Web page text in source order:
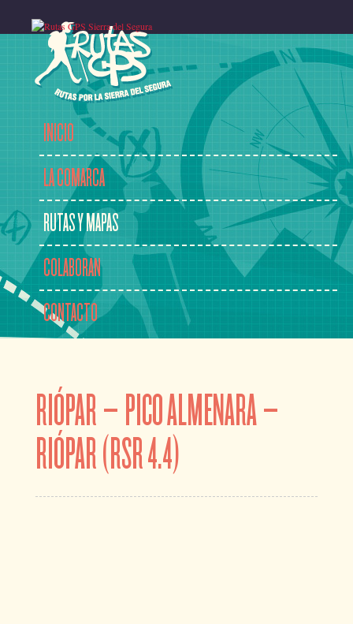
INICIO
LA COMARCA
RUTAS Y MAPAS
COLABORAN
CONTACTO
RIÓPAR – PICO ALMENARA –
RIÓPAR (RSR 4.4)